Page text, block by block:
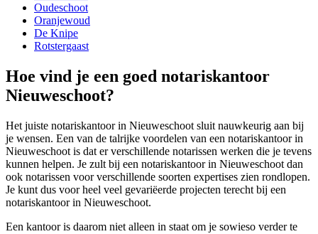
Oudeschoot
Oranjewoud
De Knipe
Rotstergaast
Hoe vind je een goed notariskantoor
Nieuweschoot?
Het juiste notariskantoor in Nieuweschoot sluit nauwkeurig aan bij
je wensen. Een van de talrijke voordelen van een notariskantoor in
Nieuweschoot is dat er verschillende notarissen werken die je tevens
kunnen helpen. Je zult bij een notariskantoor in Nieuweschoot dan
ook notarissen voor verschillende soorten expertises zien rondlopen.
Je kunt dus voor heel veel gevariëerde projecten terecht bij een
notariskantoor in Nieuweschoot.
Een kantoor is daarom niet alleen in staat om je sowieso verder te